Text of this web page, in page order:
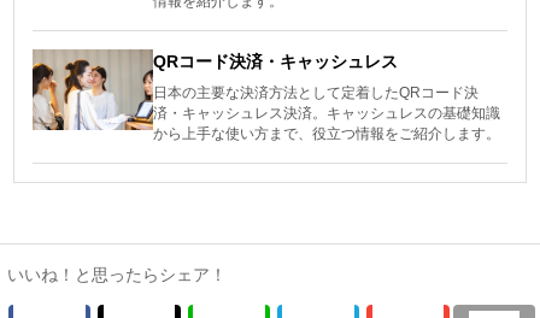
QRコード決済・キャッシュレス
日本の主要な決済方法として定着したQRコード決
済・キャッシュレス決済。キャッシュレスの基礎知識
から上手な使い方まで、役立つ情報をご紹介します。
いいね！と思ったらシェア！